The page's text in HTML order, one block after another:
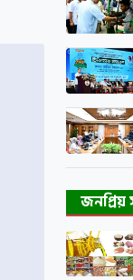
জনপ্রিয়